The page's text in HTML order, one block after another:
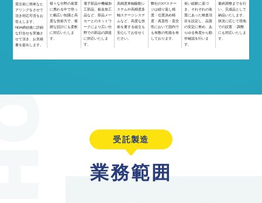
受注前に簡単なヒ
アリングをさせて
頂き対応可否をお
答えします。
NDA締結後に詳細
な打合せを実施さ
せて頂き、お見積
書を提出します。
様々な分野の装置
に携わる中で培っ
た幅広い知識と高
度な技術力で、複
雑な設計にも柔軟
に対応いたしま
す。
電子部品や機械加
工部品、板金加工
品など、部品メー
カーとのネットワ
ークにより広い分
野での部品の調達
に対応いたしま
す。
高精度単軸駆動シ
ステムや高精度多
軸ステージシステ
ムなど、高度な技
術を要する組立も
安心してお任せく
ださい。
弊社のXYステー
ジは繰り返し精
度・位置決め精
度・真直性・直交
性において国内で
も有数の性能を有
しております。
長い経験に基づ
き、それぞれの装
置にあった検査項
目を設定し、品質
の安定に努め、あ
らゆる角度から動
作確認を行いま
す。
最終調整までを行
い、完成品として
納品いたします。
状況に応じて現地
での設置 ・調整
にも対応いたしま
す。
受託製造
業務範囲